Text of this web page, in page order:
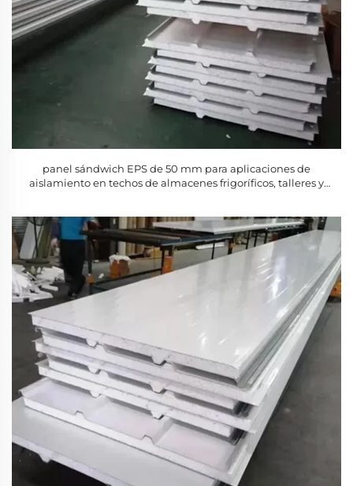
panel sándwich EPS de 50 mm para aplicaciones de
aislamiento en techos de almacenes frigoríficos, talleres y